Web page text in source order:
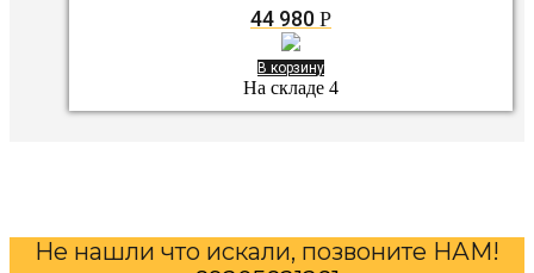
44 980 Р
В корзину
На складе 4
Не нашли что искали, позвоните НАМ!